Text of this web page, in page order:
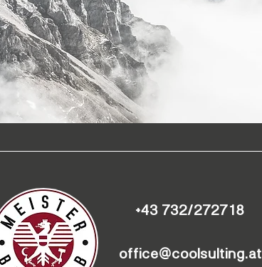
+43 732/272718
office@coolsulting.at